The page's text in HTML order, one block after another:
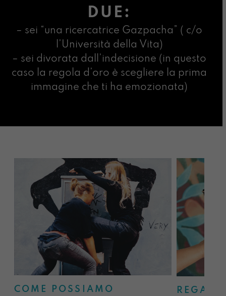
DUE:
– sei “una ricercatrice Gazpacha” ( c/o
l’Università della Vita)
– sei divorata dall’indecisione (in questo
caso la regola d’oro è scegliere la prima
immagine che ti ha emozionata)
COME POSSIAMO